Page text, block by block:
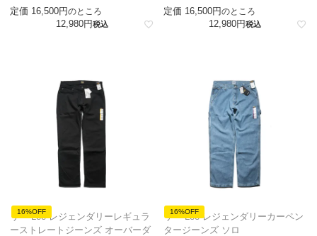
定価 16,500 のところ
12,980 税込
定価 16,500 のところ
12,980 税込
16%OFF
リー Lee レジェンダリーレギュラ
ーストレートジーンズ オーバーダ
16%OFF
リー Lee レジェンダリーカーペン
タージーンズ ソロ